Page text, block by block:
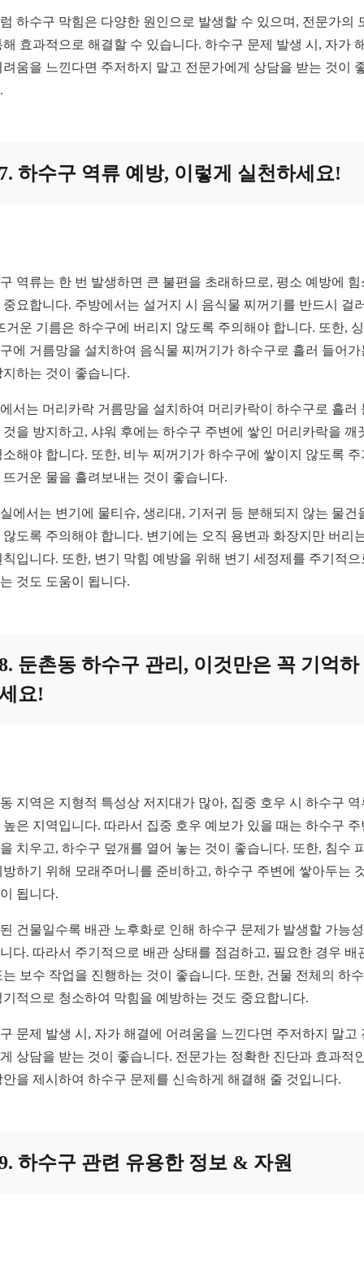
하수구 막힘은 다양한 원인으로 발생할 수 있으며, 전문가의
해 효과적으로 해결할 수 있습니다. 하수구 문제 발생 시, 자가
려움을 느낀다면 주저하지 말고 전문가에게 상담을 받는 것이
하수구 역류 예방, 이렇게 실천하세요!
역류는 한 번 발생하면 큰 불편을 초래하므로, 평소 예방에 힘
중요합니다. 주방에서는 설거지 시 음식물 찌꺼기를 반드시 걸
거운 기름은 하수구에 버리지 않도록 주의해야 합니다. 또한,
에 거름망을 설치하여 음식물 찌꺼기가 하수구로 흘러 들어가
지하는 것이 좋습니다.
서는 머리카락 거름망을 설치하여 머리카락이 하수구로 흘러
것을 방지하고, 샤워 후에는 하수구 주변에 쌓인 머리카락을 깨
소해야 합니다. 또한, 비누 찌꺼기가 하수구에 쌓이지 않도록 주
뜨거운 물을 흘려보내는 것이 좋습니다.
에서는 변기에 물티슈, 생리대, 기저귀 등 분해되지 않는 물건
않도록 주의해야 합니다. 변기에는 오직 용변과 화장지만 버리
칙입니다. 또한, 변기 막힘 예방을 위해 변기 세정제를 주기적으
것도 도움이 됩니다.
둔촌동 하수구 관리, 이것만은 꼭 기억하
요!
지역은 지형적 특성상 저지대가 많아, 집중 호우 시 하수구 역
높은 지역입니다. 따라서 집중 호우 예보가 있을 때는 하수구 주
치우고, 하수구 덮개를 열어 놓는 것이 좋습니다. 또한, 침수
방하기 위해 모래주머니를 준비하고, 하수구 주변에 쌓아두는
됩니다.
건물일수록 배관 노후화로 인해 하수구 문제가 발생할 가능
다. 따라서 주기적으로 배관 상태를 점검하고, 필요한 경우 배
는 보수 작업을 진행하는 것이 좋습니다. 또한, 건물 전체의 하
기적으로 청소하여 막힘을 예방하는 것도 중요합니다.
문제 발생 시, 자가 해결에 어려움을 느낀다면 주저하지 말고
상담을 받는 것이 좋습니다. 전문가는 정확한 진단과 효과적
안을 제시하여 하수구 문제를 신속하게 해결해 줄 것입니다.
하수구 관련 유용한 정보 & 자원